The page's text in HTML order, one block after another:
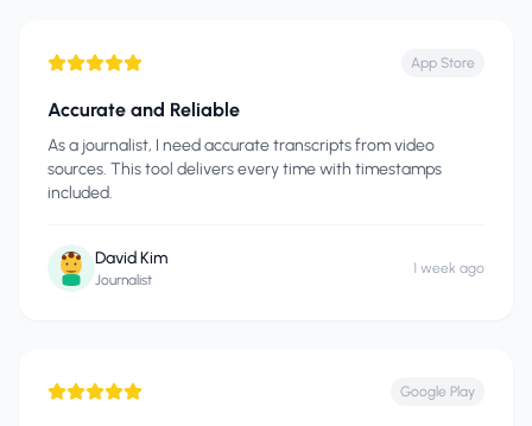
App Store
Accurate and Reliable
As a journalist, I need accurate transcripts from video
sources. This tool delivers every time with timestamps
included.
David Kim
Journalist
1 week ago
Google Play